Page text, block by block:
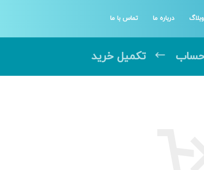
وبلاگ درباره ما تماس با ما
تکمیل خرید